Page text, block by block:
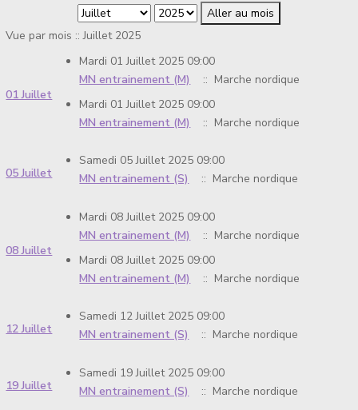
Aller au mois
Vue par mois :: Juillet 2025
01 Juillet
Mardi 01 Juillet 2025 09:00
MN entrainement (M)
:: Marche nordique
Mardi 01 Juillet 2025 09:00
MN entrainement (M)
:: Marche nordique
05 Juillet
Samedi 05 Juillet 2025 09:00
MN entrainement (S)
:: Marche nordique
08 Juillet
Mardi 08 Juillet 2025 09:00
MN entrainement (M)
:: Marche nordique
Mardi 08 Juillet 2025 09:00
MN entrainement (M)
:: Marche nordique
12 Juillet
Samedi 12 Juillet 2025 09:00
MN entrainement (S)
:: Marche nordique
19 Juillet
Samedi 19 Juillet 2025 09:00
MN entrainement (S)
:: Marche nordique